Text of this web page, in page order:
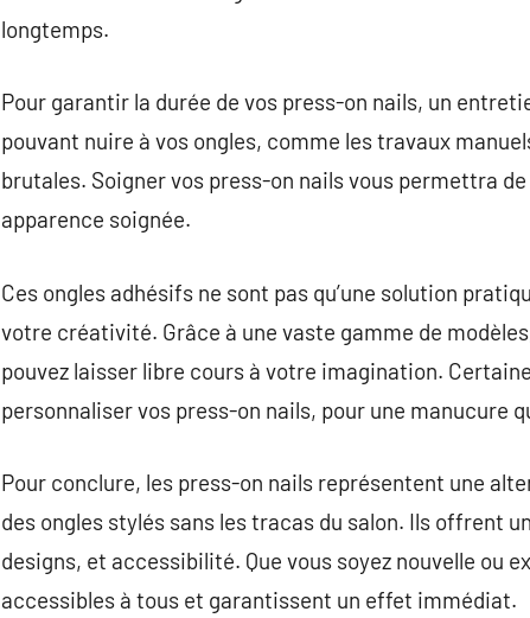
longtemps.
Pour garantir la durée de vos press-on nails, un
pouvant nuire à vos ongles, comme les travaux
brutales. Soigner vos press-on nails vous permettra
apparence soignée.
Ces ongles adhésifs ne sont pas qu’une solution
votre créativité. Grâce à une vaste gamme de
pouvez laisser libre cours à votre imagination.
personnaliser vos press-on nails, pour une manucure
Pour conclure, les press-on nails représentent une
des ongles stylés sans les tracas du salon. Ils offrent
designs, et accessibilité. Que vous soyez nouvelle ou
accessibles à tous et garantissent un effet immédiat.